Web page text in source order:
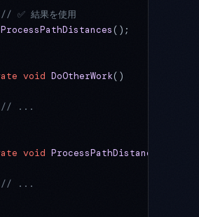
✅ 結果を使用
();
void DoOtherWork()
...
void ProcessPathDistances
...